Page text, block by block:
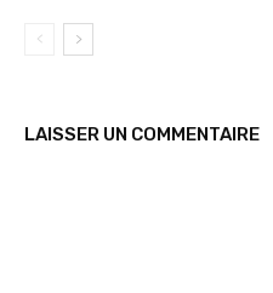
LAISSER UN COMMENTAIRE